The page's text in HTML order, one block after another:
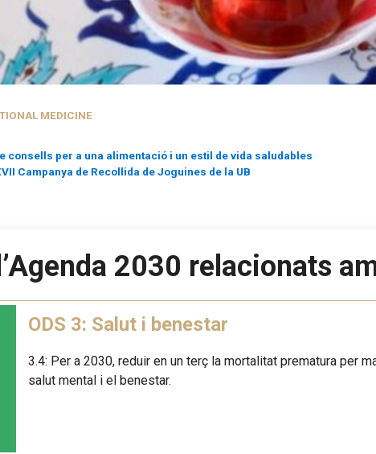
MEDICINE
consells per a una alimentació i un estil de vida saludables
Campanya de Recollida de Joguines de la UB
2030 relacionats
ODS 3: Salut i benestar
3.4: Per a 2030, reduir en un terç la mortalitat prematura per
salut mental i el benestar.